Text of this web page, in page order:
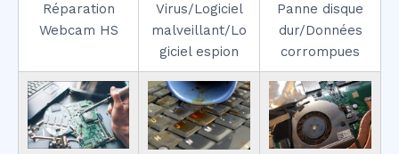
Réparation
Webcam HS
Virus/Logiciel
malveillant/Lo
giciel espion
Panne disque
dur/Données
corrompues